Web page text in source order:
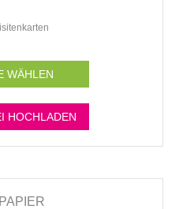
WÄHLEN
HOCHLADEN